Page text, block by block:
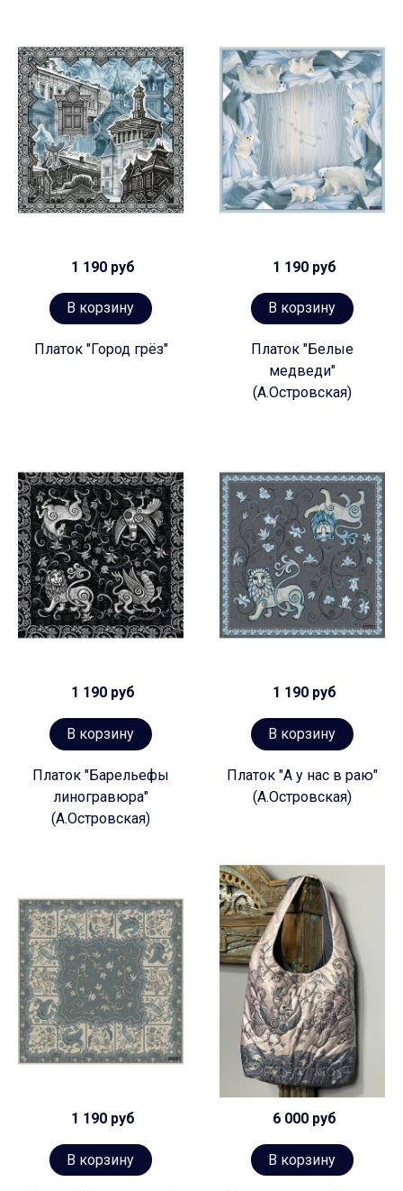
1 190 руб
В корзину
Платок "Город грёз"
1 190 руб
В корзину
Платок "Белые
медведи"
(А.Островская)
1 190 руб
В корзину
Платок "Барельефы
линогравюра"
(А.Островская)
1 190 руб
В корзину
Платок "А у нас в раю"
(А.Островская)
1 190 руб
В корзину
6 000 руб
В корзину